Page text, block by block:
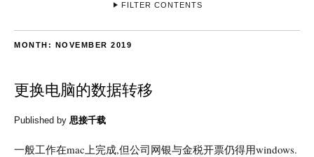
FILTER CONTENTS
MONTH: NOVEMBER 2019
更换电脑的数据转移
Published by 思接千载
一般工作在mac上完成,但公司网银与金税开票仍得用windows.